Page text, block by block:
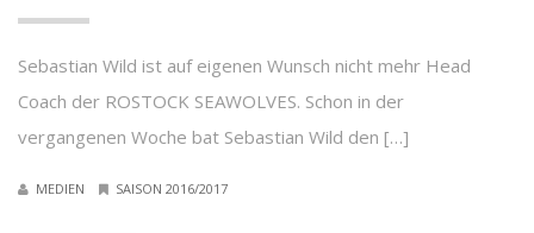
Sebastian Wild ist auf eigenen Wunsch nicht mehr Head
Coach der ROSTOCK SEAWOLVES. Schon in der
vergangenen Woche bat Sebastian Wild den […]
MEDIEN SAISON 2016/2017